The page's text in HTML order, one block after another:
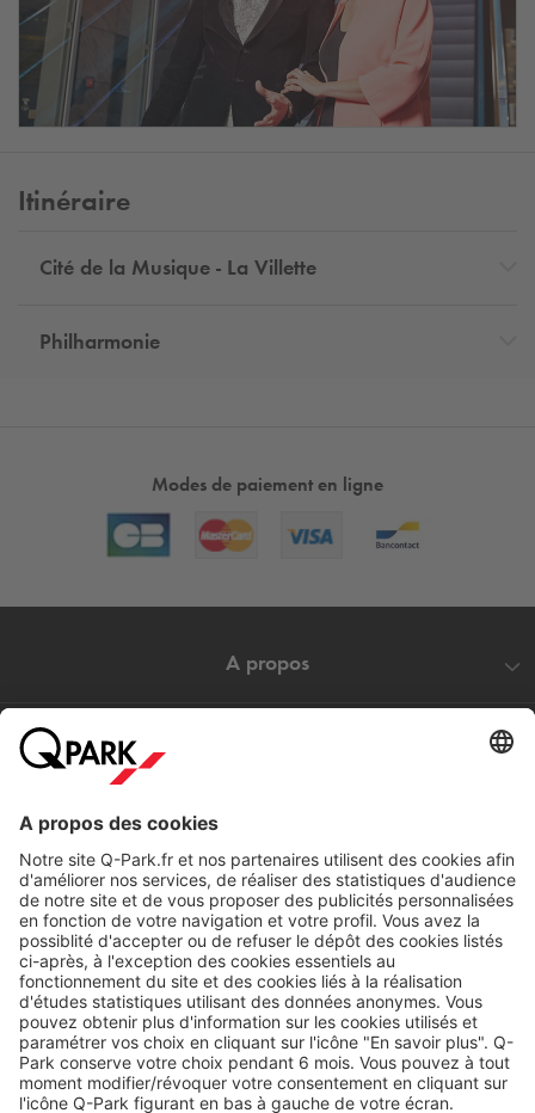
Itinéraire
Cité de la Musique - La Villette
Philharmonie
Modes de paiement en ligne
A propos
Nos services
Cookies
Copyright
CGV